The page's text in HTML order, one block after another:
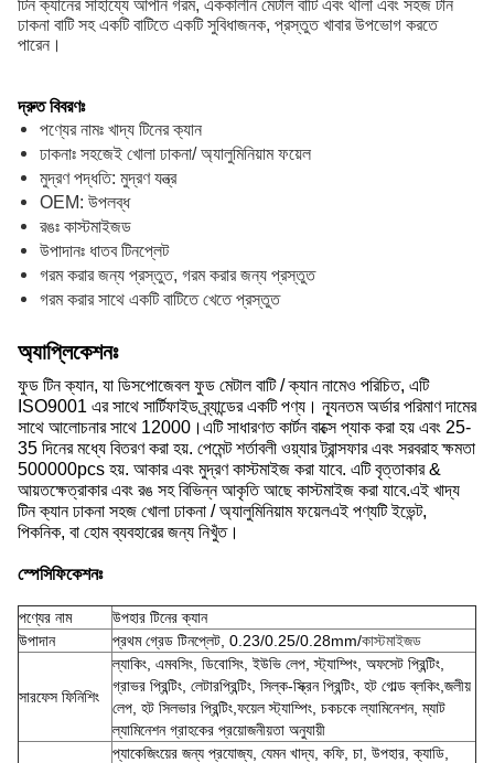
টিন ক্যানের সাহায্যে আপনি গরম, এককালীন মেটাল বাটি এবং থালা এবং সহজ টান
ঢাকনা বাটি সহ একটি বাটিতে একটি সুবিধাজনক, প্রস্তুত খাবার উপভোগ করতে
পারেন।
দ্রুত বিবরণঃ
পণ্যের নামঃ খাদ্য টিনের ক্যান
ঢাকনাঃ সহজেই খোলা ঢাকনা/ অ্যালুমিনিয়াম ফয়েল
মুদ্রণ পদ্ধতি: মুদ্রণ যন্ত্র
OEM: উপলব্ধ
রঙঃ কাস্টমাইজড
উপাদানঃ ধাতব টিনপ্লেট
গরম করার জন্য প্রস্তুত, গরম করার জন্য প্রস্তুত
গরম করার সাথে একটি বাটিতে খেতে প্রস্তুত
অ্যাপ্লিকেশনঃ
ফুড টিন ক্যান, যা ডিসপোজেবল ফুড মেটাল বাটি / ক্যান নামেও পরিচিত, এটি
ISO9001 এর সাথে সার্টিফাইড ব্র্যান্ডের একটি পণ্য। ন্যূনতম অর্ডার পরিমাণ দামের
সাথে আলোচনার সাথে 12000।এটি সাধারণত কার্টন বাক্সে প্যাক করা হয় এবং 25-
35 দিনের মধ্যে বিতরণ করা হয়. পেমেন্ট শর্তাবলী ওয়্যার ট্রান্সফার এবং সরবরাহ ক্ষমতা
500000pcs হয়. আকার এবং মুদ্রণ কাস্টমাইজ করা যাবে. এটি বৃত্তাকার &
আয়তক্ষেত্রাকার এবং রঙ সহ বিভিন্ন আকৃতি আছে কাস্টমাইজ করা যাবে.এই খাদ্য
টিন ক্যান ঢাকনা সহজ খোলা ঢাকনা / অ্যালুমিনিয়াম ফয়েলএই পণ্যটি ইভেন্ট,
পিকনিক, বা হোম ব্যবহারের জন্য নিখুঁত।
স্পেসিফিকেশনঃ
পণ্যের নাম
উপহার টিনের ক্যান
উপাদান
প্রথম গ্রেড টিনপ্লেট, 0.23/0.25/0.28mm/কাস্টমাইজড
সারফেস ফিনিশিং
ল্যাকিং, এমবসিং, ডিবোসিং, ইউভি লেপ, স্ট্যাম্পিং, অফসেট প্রিন্টিং,
গ্রাভর প্রিন্টিং, লেটারপ্রিন্টিং, সিল্ক-স্ক্রিন প্রিন্টিং, হট গোল্ড ব্লকিং,জলীয়
লেপ, হট সিলভার প্রিন্টিং,ফয়েল স্ট্যাম্পিং, চকচকে ল্যামিনেশন, ম্যাট
ল্যামিনেশন গ্রাহকের প্রয়োজনীয়তা অনুযায়ী
প্যাকেজিংয়ের জন্য প্রযোজ্য, যেমন খাদ্য, কফি, চা, উপহার, ক্যাডি,